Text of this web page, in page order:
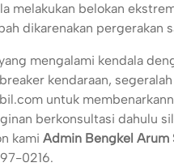
melakukan belokan
dikarenakan pergerakan
mengalami kendala
kendaraan,
untuk
berkonsultasi dahulu
kami Admin Bengkel Arum
0216.